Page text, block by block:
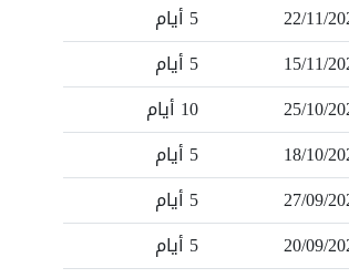
22/11/
5 أيام
15/11/
5 أيام
25/10/
10 أيام
18/10/
5 أيام
27/09/
5 أيام
20/09/
5 أيام